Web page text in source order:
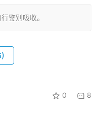
鉴别吸收。
0 8